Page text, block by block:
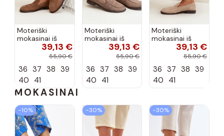
Moteriški
mokasinai iš
dirbtinės
zomšos, rudos
39,13 €
55,90 €
36 37 38 39
40 41
Moteriški
mokasinai iš
dirbtinės
zomšos, molio
39,13 €
55,90 €
36 37 38 39
40 41
Moteriški
mokasinai iš
dirbtinės
zomšos, smėlio
39,13 €
55,90 €
36 37 38 39
40 41
MOKASINAI
−10% −30% −30%